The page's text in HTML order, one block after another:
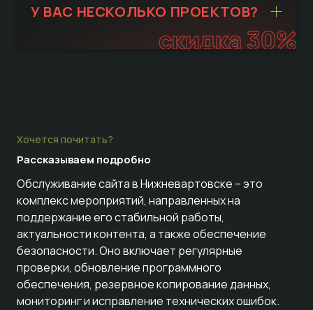
скидка 30%
У ВАС НЕСКОЛЬКО ПРОЕКТОВ?
Хочется почитать?
Рассказываем подробно
Обслуживание сайта в Нижневартовске – это
комплекс мероприятий, направленных на
поддержание его стабильной работы,
актуальности контента, а также обеспечение
безопасности. Оно включает регулярные
проверки, обновление программного
обеспечения, резервное копирование данных,
мониторинг и исправление технических ошибок.